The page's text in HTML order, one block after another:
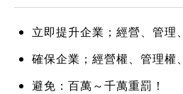
立即提升企業；經營、管理
確保企業；經營權、管理權
避免：百萬～千萬重罰！